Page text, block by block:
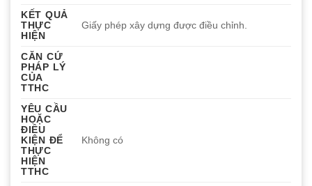
KẾT QUẢ
THỰC
HIỆN
Giấy phép xây dựng được điều chỉnh.
CĂN CỨ
PHÁP LÝ
CỦA
TTHC
YÊU CẦU
HOẶC
ĐIỀU
KIỆN ĐỂ
THỰC
HIỆN
TTHC
Không có